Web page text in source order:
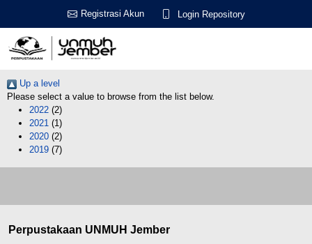
Registrasi Akun Login Repository
Up a level
Please select a value to browse from the list below.
2022 (2)
2021 (1)
2020 (2)
2019 (7)
Perpustakaan UNMUH Jember